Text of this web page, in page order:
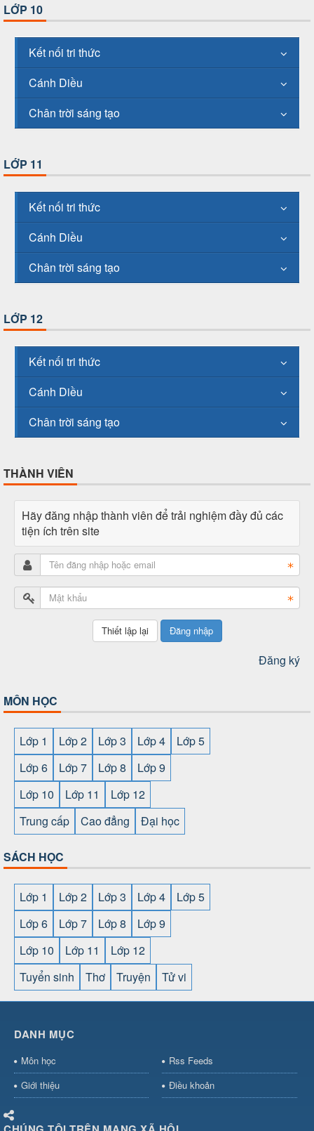
LỚP 10
Kết nối tri thức
Cánh Diều
Chân trời sáng tạo
LỚP 11
Kết nối tri thức
Cánh Diều
Chân trời sáng tạo
LỚP 12
Kết nối tri thức
Cánh Diều
Chân trời sáng tạo
THÀNH VIÊN
Hãy đăng nhập thành viên để trải nghiệm đầy đủ các
tiện ích trên site
Đăng nhập
Đăng ký
MÔN HỌC
Lớp 1 Lớp 2 Lớp 3 Lớp 4
Lớp 5
Lớp 6
Lớp 7 Lớp 8
Lớp 9
Lớp 10
Lớp 11
Lớp 12
Trung cấp
Cao đẳng Đại học
SÁCH HỌC
Lớp 1 Lớp 2 Lớp 3 Lớp 4
Lớp 5
Lớp 6
Lớp 7 Lớp 8
Lớp 9
Lớp 10
Lớp 11
Lớp 12
Tuyển sinh
Thơ Truyện Tử vi
cái OPEN88⇔
⇔https://gameb52a.club/ https://new88.biz/
bài⇔bóng đá trực tiếp⇔fly88
select⇔https://xocdiaonline.ae ⇔https://cm88.dad/
⇔F168⇔https://f168.tech/ ⇔cm88⇔https://
bet.com/
DANH MỤC
Môn học
Rss Feeds
Giới thiệu
Điều khoản